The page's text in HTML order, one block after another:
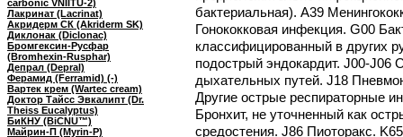
carbonic VNIITU-2)
Лакринат (Lacrinat)
Акридерм СК (Akriderm SK)
Диклонак (Diclonac)
Бромгексин-Русфар
(Bromhexin-Rusphar)
Депрал (Depral)
Ферамид (Ferramid) (-)
Вартек крем (Wartec cream)
Доктор Тайсс Эвкалипт (Dr.
Theiss Eucalyptus)
БиКНУ (BiCNU™)
Майрин-П (Myrin-P)
бактериальная). A39
Гонококковая инфекция. G00
классифицированный в других
подострый эндокардит. J00-J06
дыхательных путей. J18
Другие острые респираторные
Бронхит, не уточненный как
средостения. J86 Пиоторакс.